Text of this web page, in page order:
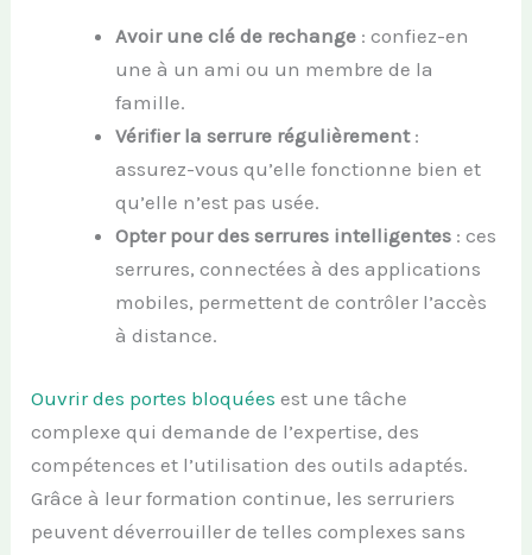
Avoir une clé de rechange : confiez-en
une à un ami ou un membre de la
famille.
Vérifier la serrure régulièrement:
assurez-vous qu’elle fonctionne bien et
qu’elle n’est pas usée.
Opter pour des serrures intelligentes : ces
serrures, connectées à des applications
mobiles, permettent de contrôler l’accès
à distance.
Ouvrir des portes bloquées est une tâche
complexe qui demande de l’expertise, des
compétences et l’utilisation des outils adaptés.
Grâce à leur formation continue, les serruriers
peuvent déverrouiller de telles complexes sans